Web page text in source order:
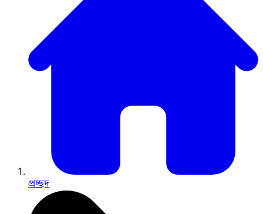
প্রচ্ছদ